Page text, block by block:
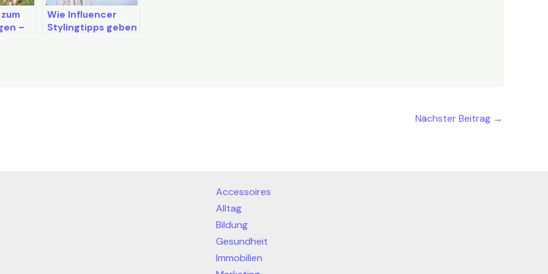
–
Wie Influencer
Stylingtipps geben
Nächster Beitrag →
Accessoires
Alltag
Bildung
Gesundheit
Immobilien